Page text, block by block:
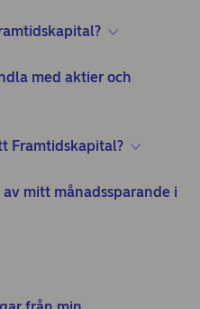
med aktier och
Framtidskapital?
mitt månadssparande i